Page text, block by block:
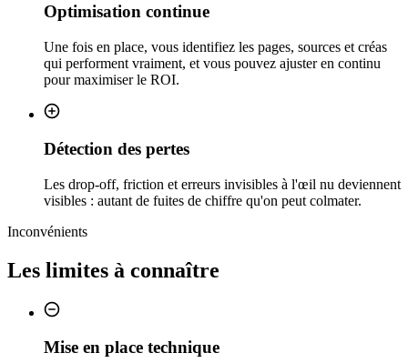
Optimisation continue
Une fois en place, vous identifiez les pages, sources et créas
qui performent vraiment, et vous pouvez ajuster en continu
pour maximiser le ROI.
Détection des pertes
Les drop-off, friction et erreurs invisibles à l'œil nu deviennent
visibles : autant de fuites de chiffre qu'on peut colmater.
Inconvénients
Les limites à connaître
Mise en place technique